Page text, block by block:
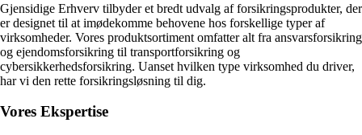
Gjensidige Erhverv tilbyder et bredt udvalg af forsikringsprodukter, der
er designet til at imødekomme behovene hos forskellige typer af
virksomheder. Vores produktsortiment omfatter alt fra ansvarsforsikring
og ejendomsforsikring til transportforsikring og
cybersikkerhedsforsikring. Uanset hvilken type virksomhed du driver,
har vi den rette forsikringsløsning til dig.
Vores Ekspertise